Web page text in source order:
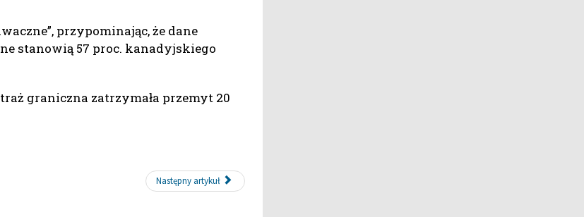
przypominając, że dane
stanowią 57 proc. kanadyjskiego
graniczna zatrzymała przemyt 20
Następny artykuł